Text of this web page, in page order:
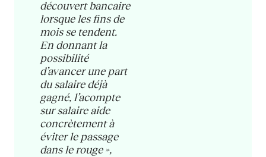
découvert bancaire
lorsque les fins de
mois se tendent.
En donnant la
possibilité
d’avancer une part
du salaire déjà
gagné, l’acompte
sur salaire aide
concrètement à
éviter le passage
dans le rouge »,